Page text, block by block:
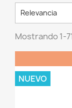
Relevancia
Mostrando 1-
NUEVO